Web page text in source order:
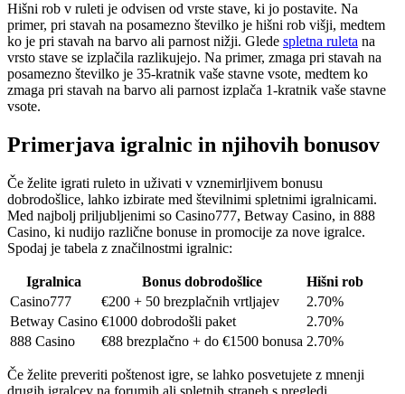
Hišni rob v ruleti je odvisen od vrste stave, ki jo postavite. Na
primer, pri stavah na posamezno številko je hišni rob višji, medtem
ko je pri stavah na barvo ali parnost nižji. Glede spletna ruleta na
vrsto stave se izplačila razlikujejo. Na primer, zmaga pri stavah na
posamezno številko je 35-kratnik vaše stavne vsote, medtem ko
zmaga pri stavah na barvo ali parnost izplača 1-kratnik vaše stavne
vsote.
Primerjava igralnic in njihovih bonusov
Če želite igrati ruleto in uživati v vznemirljivem bonusu
dobrodošlice, lahko izbirate med številnimi spletnimi igralnicami.
Med najbolj priljubljenimi so Casino777, Betway Casino, in 888
Casino, ki nudijo različne bonuse in promocije za nove igralce.
Spodaj je tabela z značilnostmi igralnic:
Igralnica Bonus dobrodošlice
Hišni rob
Casino777
€200 + 50 brezplačnih vrtljajev
2.70%
Betway Casino €1000 dobrodošli paket
2.70%
888 Casino
€88 brezplačno + do €1500 bonusa 2.70%
Če želite preveriti poštenost igre, se lahko posvetujete z mnenji
drugih igralcev na forumih ali spletnih straneh s pregledi.